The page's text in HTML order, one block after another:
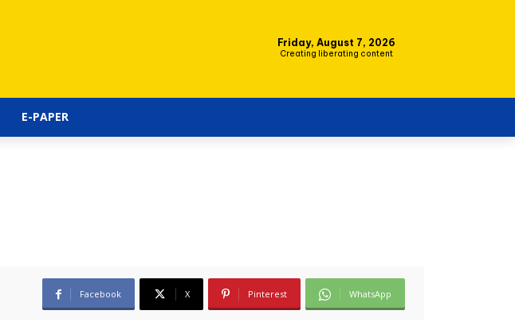
Friday, August 7, 2026
Creating liberating content
E-PAPER
Facebook X Pinterest WhatsApp